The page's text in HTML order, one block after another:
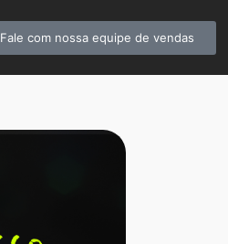
Fale com nossa equipe de vendas